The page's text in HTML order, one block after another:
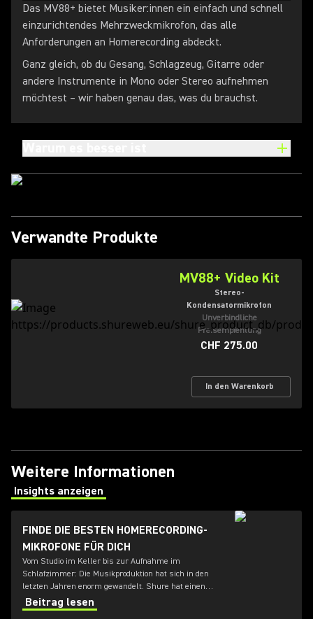
Das MV88+ bietet Musiker:innen ein einfach und schnell
einzurichtendes Mehrzweckmikrofon, das alle
Anforderungen an Homerecording abdeckt.
Ganz gleich, ob du Gesang, Schlagzeug, Gitarre oder
andere Instrumente in Mono oder Stereo aufnehmen
möchtest – wir haben genau das, was du brauchst.
Verwandte Produkte
MV88+ Video Kit
Stereo-
Kondensatormikrofon
Unverbindliche
Preisempfehlung
CHF 275.00
In den Warenkorb
Weitere Informationen
Insights anzeigen
(Opens in a new tab)
FINDE DIE BESTEN HOMERECORDING-
MIKROFONE FÜR DICH
Vom Studio im Keller bis zur Aufnahme im
Schlafzimmer: Die Musikproduktion hat sich in den
letzten Jahren enorm gewandelt. Shure hat einen
Leitfaden erstellt, der dir hilft, die besten Mikrofone für
dein Homestudio zu finden.
Beitrag lesen